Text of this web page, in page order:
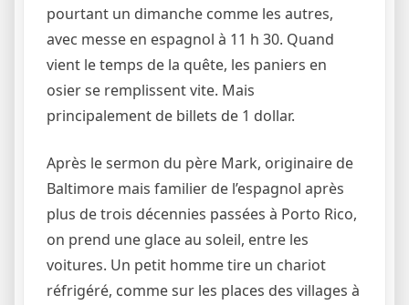
pourtant un dimanche comme les autres,
avec messe en espagnol à 11 h 30. Quand
vient le temps de la quête, les paniers en
osier se remplissent vite. Mais
principalement de billets de 1 dollar.
Après le sermon du père Mark, originaire de
Baltimore mais familier de l’espagnol après
plus de trois décennies passées à Porto Rico,
on prend une glace au soleil, entre les
voitures. Un petit homme tire un chariot
réfrigéré, comme sur les places des villages à